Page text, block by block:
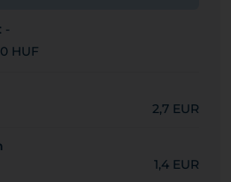
-
HUF
2,7 EUR
1,4 EUR